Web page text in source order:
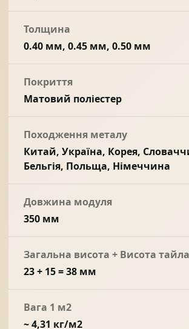
Толщина
0.40 мм, 0.45 мм, 0.50 мм
Покриття
Матовий поліестер
Походження металу
Китай, Україна, Корея,
Бельгія, Польща, Німеччина
Довжина модуля
350 мм
Загальна висота + Висота тайла
23 + 15 = 38 мм
Вага 1 м2
~ 4,31 кг/м2